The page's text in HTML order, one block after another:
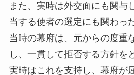
また、実時は外交面にも関与
当する使者の選定にも関わっ
当時の幕府は、元からの度重
し、一貫して拒否する方針を
実時はこれを支持し、幕府が